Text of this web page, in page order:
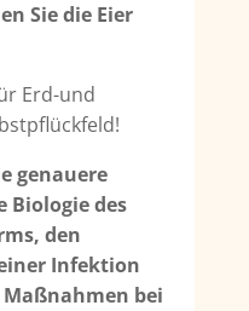
Sie die Eier
Erd-und
genauere
Biologie des
den
Infektion
bei